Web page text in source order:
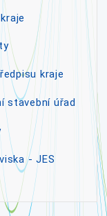
kraje
stavební úřad
- JES